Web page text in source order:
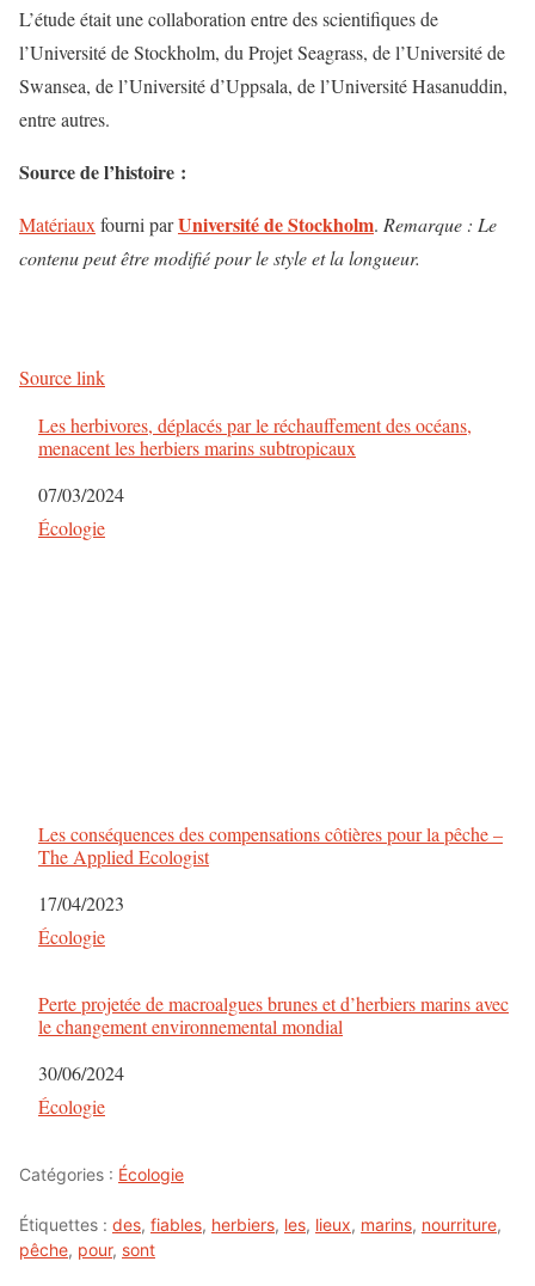
L’étude était une collaboration entre des scientifiques de
l’Université de Stockholm, du Projet Seagrass, de l’Université de
Swansea, de l’Université d’Uppsala, de l’Université Hasanuddin,
entre autres.
Source de l’histoire :
Matériaux fourni parUniversité de Stockholm. Remarque : Le
contenu peut être modifié pour le style et la longueur.
Source link
Les herbivores, déplacés par le réchauffement des océans,
menacent les herbiers marins subtropicaux
Date
07/03/2024
Par rapport à
Écologie
Les conséquences des compensations côtières pour la pêche –
The Applied Ecologist
Date
17/04/2023
Par rapport à
Écologie
Perte projetée de macroalgues brunes et d’herbiers marins avec
le changement environnemental mondial
Date
30/06/2024
Par rapport à
Écologie
Catégories : Écologie
Étiquettes : des, fiables, herbiers, les, lieux, marins, nourriture,
pêche, pour, sont